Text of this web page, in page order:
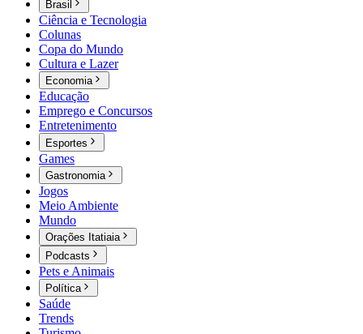
Brasil
Ciência e Tecnologia
Colunas
Copa do Mundo
Cultura e Lazer
Economia
Educação
Emprego e Concursos
Entretenimento
Esportes
Games
Gastronomia
Jogos
Meio Ambiente
Mundo
Orações Itatiaia
Podcasts
Pets e Animais
Política
Saúde
Trends